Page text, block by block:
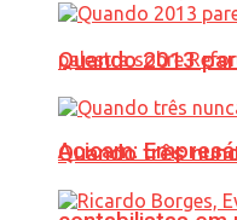
Acicam:
Quando 2013
Quando três